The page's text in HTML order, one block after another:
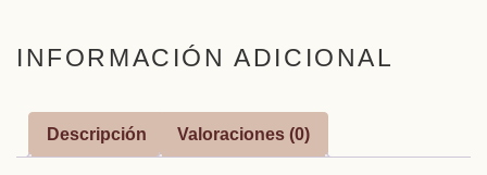
INFORMACIÓN ADICIONAL
Descripción Valoraciones (0)